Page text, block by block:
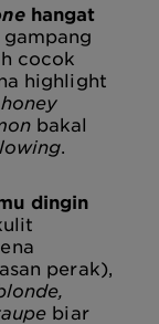
hangat
cocok
highlight
bakal
dingin
perak),
biar